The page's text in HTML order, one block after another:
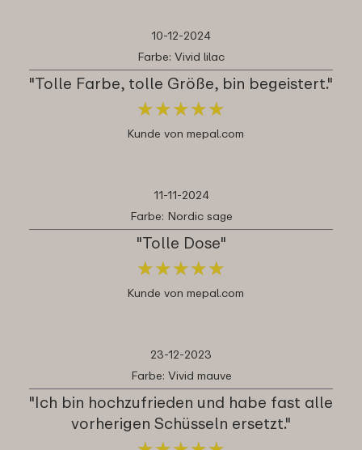
10-12-2024
Farbe: Vivid lilac
"Tolle Farbe, tolle Größe, bin begeistert."
★★★★★
★★★★★
Kunde von mepal.com
11-11-2024
Farbe: Nordic sage
"Tolle Dose"
★★★★★
★★★★★
Kunde von mepal.com
23-12-2023
Farbe: Vivid mauve
"Ich bin hochzufrieden und habe fast alle
vorherigen Schüsseln ersetzt."